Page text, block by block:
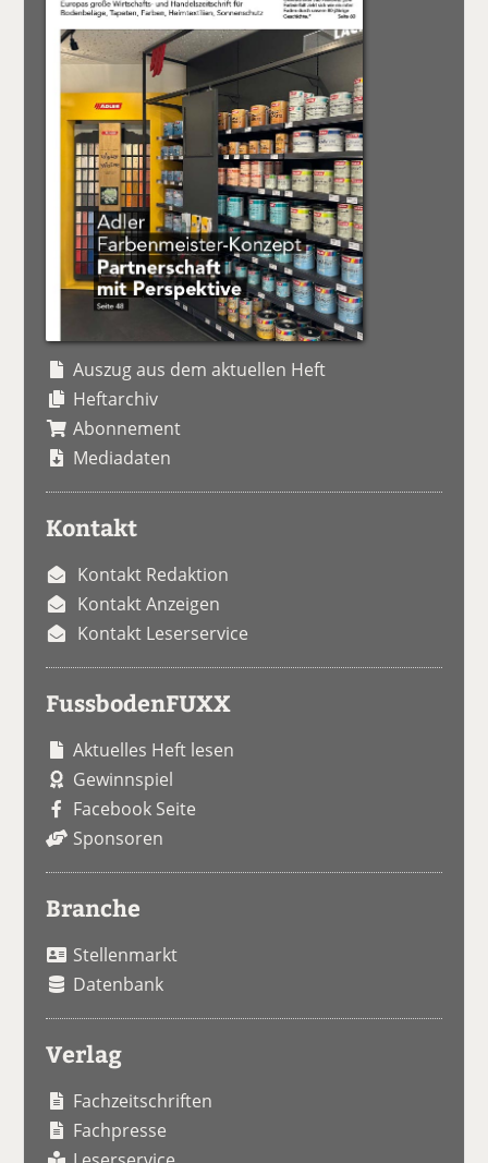
Auszug aus dem aktuellen Heft
Heftarchiv
Abonnement
Mediadaten
Kontakt
Kontakt Redaktion
Kontakt Anzeigen
Kontakt Leserservice
FussbodenFUXX
Aktuelles Heft lesen
Gewinnspiel
Facebook Seite
Sponsoren
Branche
Stellenmarkt
Datenbank
Verlag
Fachzeitschriften
Fachpresse